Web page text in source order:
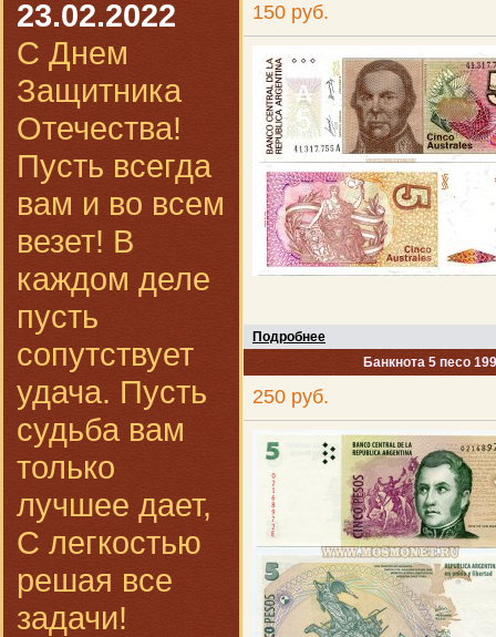
23.02.2022
С Днем
Защитника
Отечества!
Пусть всегда
вам и во всем
везет! В
каждом деле
пусть
сопутствует
удача. Пусть
судьба вам
только
лучшее дает,
С легкостью
решая все
задачи!
150 руб.
Подробнее
Банкнота 5 песо
250 руб.